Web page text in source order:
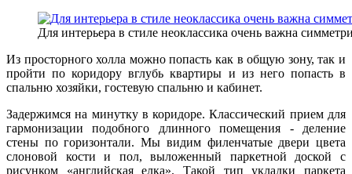
Для интерьера в стиле неоклассика очень важна
Из просторного холла можно попасть как в общую зону, так и
пройти по коридору вглубь квартиры и из него попасть в
спальню хозяйки, гостевую спальню и кабинет.
Задержимся на минутку в коридоре. Классический прием для
гармонизации подобного длинного помещения ­- деление
стены по горизонтали. Мы видим филенчатые двери цвета
слоновой кости и пол, выложенный паркетной доской с
рисунком «английская елка». Такой тип укладки паркета